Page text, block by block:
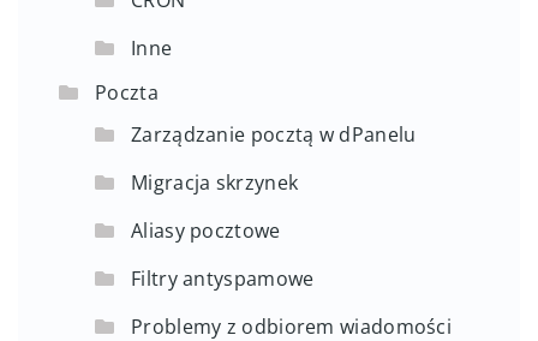
Inne
Poczta
Zarządzanie pocztą w dPanelu
Migracja skrzynek
Aliasy pocztowe
Filtry antyspamowe
Problemy z odbiorem wiadomości